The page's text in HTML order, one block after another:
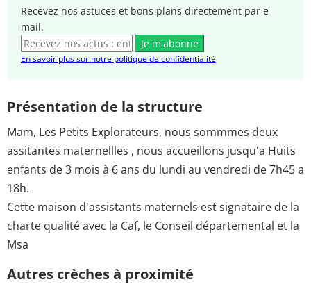
Recevez nos astuces et bons plans directement par e-
mail.
Je m'abonne
En savoir plus sur notre politique de confidentialité
Présentation de la structure
Mam, Les Petits Explorateurs, nous sommmes deux
assitantes maternellles , nous accueillons jusqu'a Huits
enfants de 3 mois à 6 ans du lundi au vendredi de 7h45 a
18h.
Cette maison d'assistants maternels est signataire de la
charte qualité avec la Caf, le Conseil départemental et la
Msa
Autres crèches à proximité